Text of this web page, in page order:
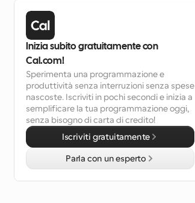
Inizia subito gratuitamente con
Cal.com!
Sperimenta una programmazione e
produttività senza interruzioni senza spese
nascoste. Iscriviti in pochi secondi e inizia a
semplificare la tua programmazione oggi,
senza bisogno di carta di credito!
Iscriviti gratuitamente
Parla con un esperto